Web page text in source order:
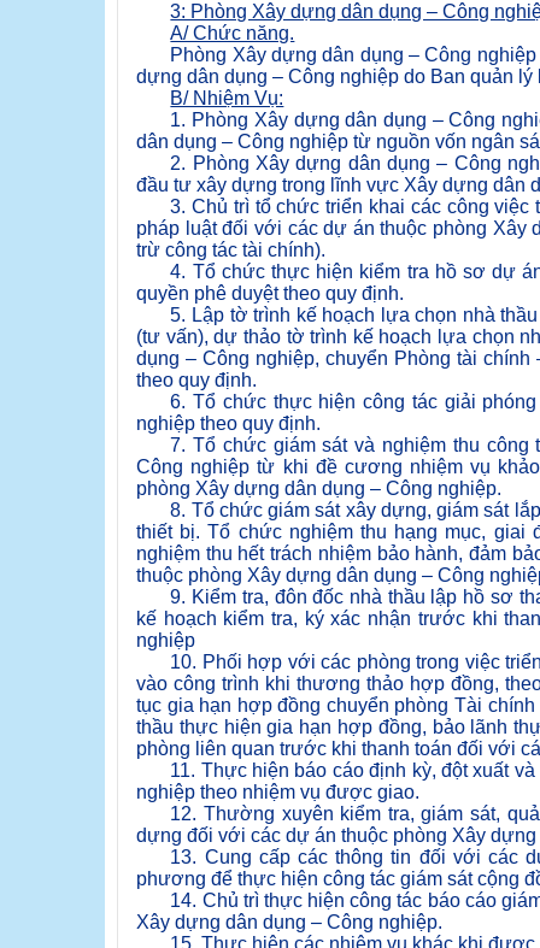
3: Phòng Xây dựng dân dụng – Công
A/ Chức năng.
Phòng Xây dựng dân dụng – Công
dựng dân dụng – Công nghiệp do Ban quản lý
B/ Nhiệm Vụ:
1. Phòng Xây dựng dân dụng – Công
dân dụng – Công nghiệp từ nguồn vốn ngân
2. Phòng Xây dựng dân dụng – Công
đầu tư xây dựng trong lĩnh vực Xây dựng dân
3. Chủ trì tổ chức triển khai các công
pháp luật đối với các dự án thuộc phòng Xây
trừ công tác tài chính).
4. Tổ chức thực hiện kiểm tra hồ sơ dự
quyền phê duyệt theo quy định.
5. Lập tờ trình kế hoạch lựa chọn nhà
(tư vấn), dự thảo tờ trình kế hoạch lựa chọn
dụng – Công nghiệp, chuyển Phòng tài
theo quy định.
6. Tổ chức thực hiện công tác giải
nghiệp theo quy định.
7. Tổ chức giám sát và nghiệm thu
Công nghiệp từ khi đề cương nhiệm vụ
phòng Xây dựng dân dụng – Công nghiệp.
8. Tổ chức giám sát xây dựng, giám sát
thiết bị. Tổ chức nghiệm thu hạng mục, giai
nghiệm thu hết trách nhiệm bảo hành, đảm
thuộc phòng Xây dựng dân dụng – Công
9. Kiểm tra, đôn đốc nhà thầu lập hồ sơ
kế hoạch kiểm tra, ký xác nhận trước khi
nghiệp
10. Phối hợp với các phòng trong việc
vào công trình khi thương thảo hợp đồng,
tục gia hạn hợp đồng chuyển phòng Tài
thầu thực hiện gia hạn hợp đồng, bảo lãnh
phòng liên quan trước khi thanh toán đối với
11. Thực hiện báo cáo định kỳ, đột xuất
nghiệp theo nhiệm vụ được giao.
12. Thường xuyên kiểm tra, giám sát,
dựng đối với các dự án thuộc phòng Xây
13. Cung cấp các thông tin đối với các
phương để thực hiện công tác giám sát cộng
14. Chủ trì thực hiện công tác báo cáo
Xây dựng dân dụng – Công nghiệp.
15. Thực hiện các nhiệm vụ khác khi được